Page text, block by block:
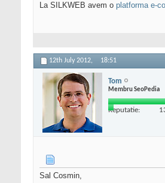
La SILKWEB avem o platforma e-
12th July 2012, 18:51
Tom
Membru SeoPedia
Reputatie:
Sal Cosmin,